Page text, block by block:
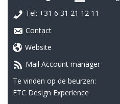
Tel: +31 6 31 21 12 11
Contact
Website
Mail Account manager
Te vinden op de beurzen:
ETC Design Experience